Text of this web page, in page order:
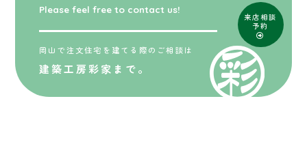
Please feel free to contact us!
岡山で注文住宅を建てる際のご相談は
建築工房彩家まで。
来店相談
予約